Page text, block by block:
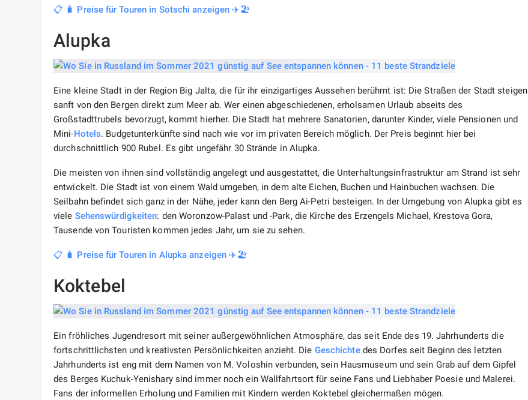
📋 🧳 Preise für Touren in Sotschi anzeigen ✈️🏖️
Alupka
Eine kleine Stadt in der Region Big Jalta, die für ihr einzigartiges Aussehen berühmt ist: Die Straßen der Stadt steigen
sanft von den Bergen direkt zum Meer ab. Wer einen abgeschiedenen, erholsamen Urlaub abseits des
Großstadttrubels bevorzugt, kommt hierher. Die Stadt hat mehrere Sanatorien, darunter Kinder, viele Pensionen und
Mini-Hotels. Budgetunterkünfte sind nach wie vor im privaten Bereich möglich. Der Preis beginnt hier bei
durchschnittlich 900 Rubel. Es gibt ungefähr 30 Strände in Alupka.
Die meisten von ihnen sind vollständig angelegt und ausgestattet, die Unterhaltungsinfrastruktur am Strand ist sehr
entwickelt. Die Stadt ist von einem Wald umgeben, in dem alte Eichen, Buchen und Hainbuchen wachsen. Die
Seilbahn befindet sich ganz in der Nähe, jeder kann den Berg Ai-Petri besteigen. In der Umgebung von Alupka gibt es
viele Sehenswürdigkeiten: den Woronzow-Palast und -Park, die Kirche des Erzengels Michael, Krestova Gora,
Tausende von Touristen kommen jedes Jahr, um sie zu sehen.
📋 🧳 Preise für Touren in Alupka anzeigen ✈️🏖️
Koktebel
Ein fröhliches Jugendresort mit seiner außergewöhnlichen Atmosphäre, das seit Ende des 19. Jahrhunderts die
fortschrittlichsten und kreativsten Persönlichkeiten anzieht. Die Geschichtedes Dorfes seit Beginn des letzten
Jahrhunderts ist eng mit dem Namen von M. Voloshin verbunden, sein Hausmuseum und sein Grab auf dem Gipfel
des Berges Kuchuk-Yenishary sind immer noch ein Wallfahrtsort für seine Fans und Liebhaber Poesie und Malerei.
Fans der informellen Erholung und Familien mit Kindern werden Koktebel gleichermaßen mögen.